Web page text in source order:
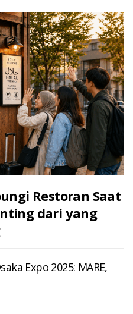
Restoran Saat
dari yang
Expo 2025: MARE,